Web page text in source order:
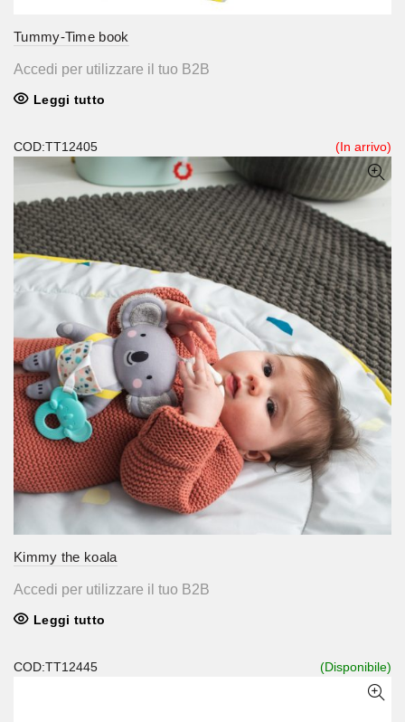
Tummy-Time book
Accedi per utilizzare il tuo B2B
Leggi tutto
COD:TT12405 (In arrivo)
Kimmy the koala
Accedi per utilizzare il tuo B2B
Leggi tutto
COD:TT12445 (Disponibile)